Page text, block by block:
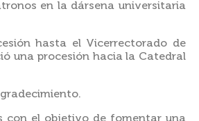
en la dársena universitaria
hasta el Vicerrectorado de
una procesión hacia la Catedral